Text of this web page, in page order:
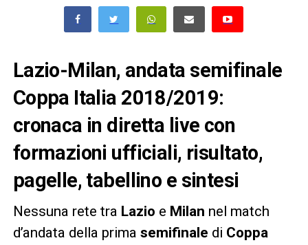
Lazio-Milan, andata semifinale
Coppa Italia 2018/2019:
cronaca in diretta live con
formazioni ufficiali, risultato,
pagelle, tabellino e sintesi
Nessuna rete tra Lazio e Milan nel match
d’andata della prima semifinale di Coppa